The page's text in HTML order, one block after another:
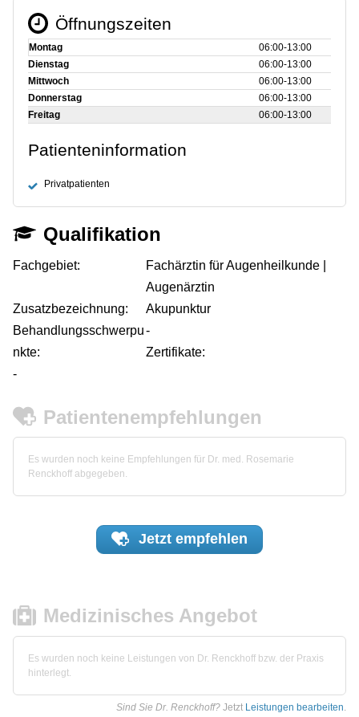
Öffnungszeiten
Montag
06:00‑13:00
Dienstag
06:00‑13:00
Mittwoch
06:00‑13:00
Donnerstag
06:00‑13:00
Freitag
06:00‑13:00
Patienteninformation
Privatpatienten
Qualifikation
Fachgebiet:
Fachärztin für Augenheilkunde |
Augenärztin
Zusatzbezeichnung:
Akupunktur
Behandlungsschwerpu
nkte:
-
Zertifikate:
-
Patientenempfehlungen
Es wurden noch keine Empfehlungen für Dr. med. Rosemarie
Renckhoff abgegeben.
Jetzt empfehlen
Medizinisches Angebot
Es wurden noch keine Leistungen von Dr. Renckhoff bzw. der Praxis
hinterlegt.
Sind Sie Dr. Renckhoff? Jetzt Leistungen bearbeiten.